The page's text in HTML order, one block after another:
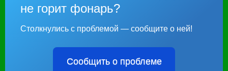
не горит фонарь?
Столкнулись с проблемой — сообщите о ней!
Сообщить о проблеме